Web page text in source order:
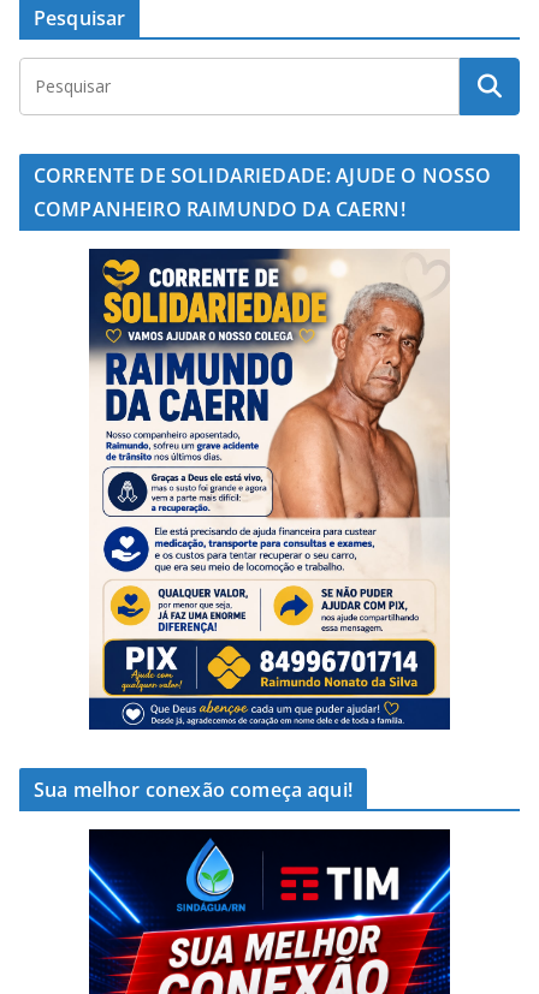
Pesquisar
CORRENTE DE SOLIDARIEDADE: AJUDE O NOSSO
COMPANHEIRO RAIMUNDO DA CAERN!
Sua melhor conexão começa aqui!